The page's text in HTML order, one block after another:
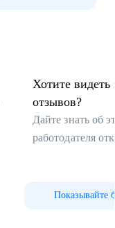
Хотите видеть
отзывов?
Дайте знать об
работодателя
Показывайте